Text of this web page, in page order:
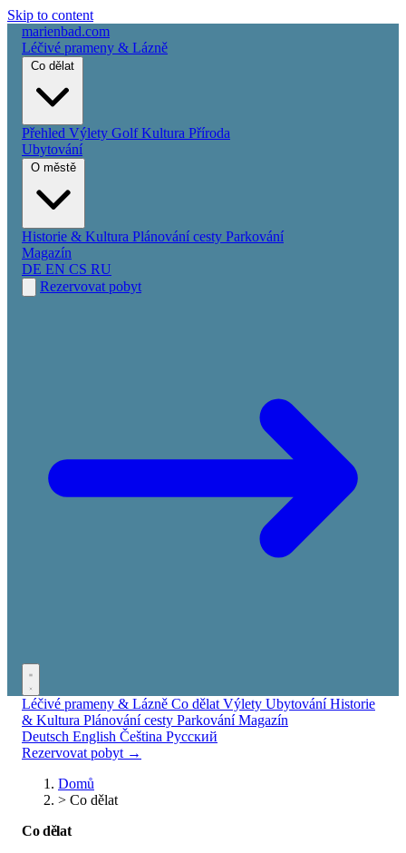
Skip to content
marienbad.com
Léčivé prameny & Lázně
Přehled Výlety GolfKultura Příroda
Ubytování
Historie & Kultura Plánování cesty Parkování
Magazín
DE EN CS RU
Rezervovat pobyt
Léčivé prameny & Lázně Co dělat Výlety UbytováníHistorie
& Kultura Plánování cesty ParkováníMagazín
Deutsch English Čeština Русский
Rezervovat pobyt →
Domů
> Co dělat
Co dělat